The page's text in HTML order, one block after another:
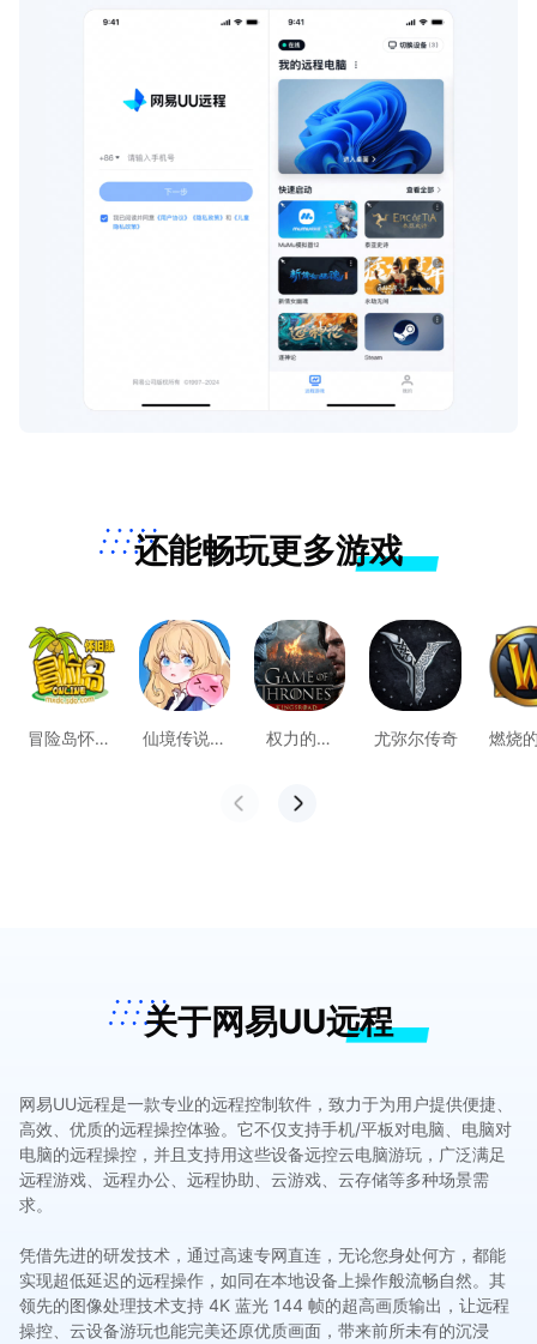
还能畅玩更多游戏
冒险岛怀旧
仙境传说：
权力的游
尤弥尔传奇
燃烧
关于网易UU远程
网易UU远程是一款专业的远程控制软件，致力于为用户提供便捷、
高效、优质的远程操控体验。它不仅支持手机/平板对电脑、电脑对
电脑的远程操控，并且支持用这些设备远控云电脑游玩，广泛满足
远程游戏、远程办公、远程协助、云游戏、云存储等多种场景需
求。
凭借先进的研发技术，通过高速专网直连，无论您身处何方，都能
实现超低延迟的远程操作，如同在本地设备上操作般流畅自然。其
领先的图像处理技术支持 4K 蓝光 144 帧的超高画质输出，让远程
操控、云设备游玩也能完美还原优质画面，带来前所未有的沉浸